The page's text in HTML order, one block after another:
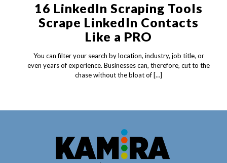
16 LinkedIn Scraping Tools
Scrape LinkedIn Contacts
Like a PRO
You can filter your search by location, industry, job title, or
even years of experience. Businesses can, therefore, cut to the
chase without the bloat of […]